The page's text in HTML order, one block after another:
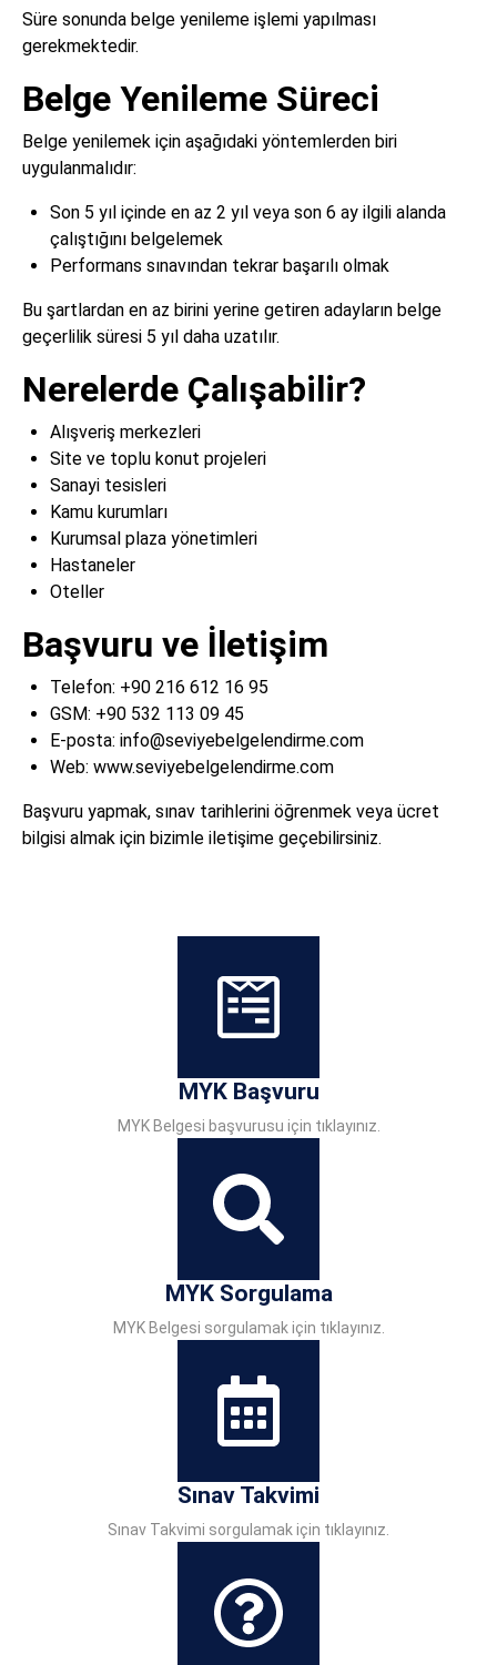
Süre sonunda belge yenileme işlemi yapılması
gerekmektedir.
Belge Yenileme Süreci
Belge yenilemek için aşağıdaki yöntemlerden biri
uygulanmalıdır:
Son 5 yıl içinde en az 2 yıl veya son 6 ay ilgili alanda
çalıştığını belgelemek
Performans sınavından tekrar başarılı olmak
Bu şartlardan en az birini yerine getiren adayların belge
geçerlilik süresi 5 yıl daha uzatılır.
Nerelerde Çalışabilir?
Alışveriş merkezleri
Site ve toplu konut projeleri
Sanayi tesisleri
Kamu kurumları
Kurumsal plaza yönetimleri
Hastaneler
Oteller
Başvuru ve İletişim
Telefon: +90 216 612 16 95
GSM: +90 532 113 09 45
E-posta: info@seviyebelgelendirme.com
Web: www.seviyebelgelendirme.com
Başvuru yapmak, sınav tarihlerini öğrenmek veya ücret
bilgisi almak için bizimle iletişime geçebilirsiniz.
MYK Başvuru
MYK Belgesi başvurusu için tıklayınız.
MYK Sorgulama
MYK Belgesi sorgulamak için tıklayınız.
Sınav Takvimi
Sınav Takvimi sorgulamak için tıklayınız.